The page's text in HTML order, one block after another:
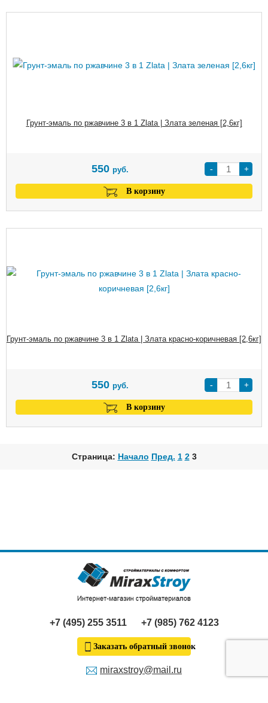
Грунт-эмаль по ржавчине 3 в 1 Zlata | Злата зеленая [2,6кг]
- +
550 руб.
В корзину
Грунт-эмаль по ржавчине 3 в 1 Zlata | Злата красно-коричневая [2,6кг]
- +
550 руб.
В корзину
Страница: Начало Пред. 1 23
+7 (495) 255 3511 +7 (985) 762 4123
Заказать обратный звонок
miraxstroy@mail.ru